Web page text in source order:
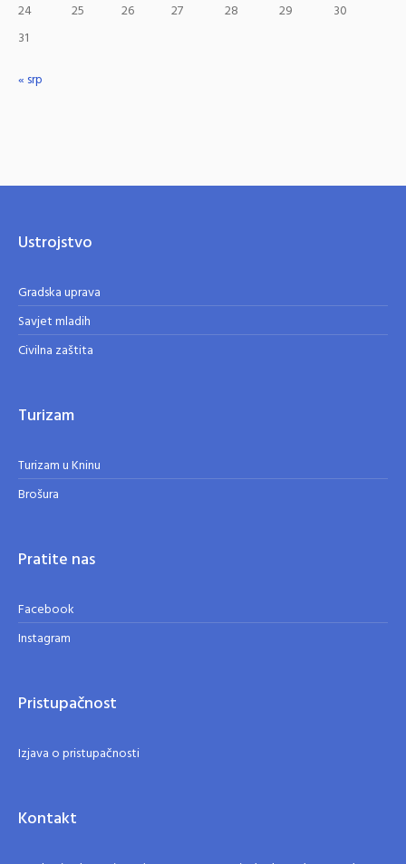
24
25 26 27 28 29
30
31
« srp
Ustrojstvo
Gradska uprava
Savjet mladih
Civilna zaštita
Turizam
Turizam u Kninu
Brošura
Pratite nas
Facebook
Instagram
Pristupačnost
Izjava o pristupačnosti
Kontakt